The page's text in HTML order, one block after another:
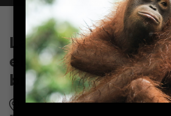
Lavendish Lake
elegance ved
bred
Giritale